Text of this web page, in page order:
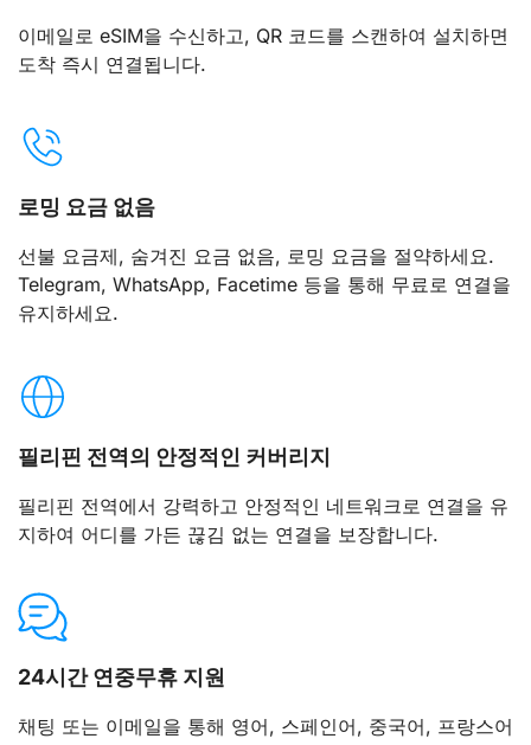
이메일로 eSIM을 수신하고, QR 코드를 스캔하여 설치하면
도착 즉시 연결됩니다.
로밍 요금 없음
선불 요금제, 숨겨진 요금 없음, 로밍 요금을 절약하세요.
Telegram, WhatsApp, Facetime 등을 통해 무료로 연결을
유지하세요.
필리핀 전역의 안정적인 커버리지
필리핀 전역에서 강력하고 안정적인 네트워크로 연결을 유
지하여 어디를 가든 끊김 없는 연결을 보장합니다.
24시간 연중무휴 지원
채팅 또는 이메일을 통해 영어, 스페인어, 중국어, 프랑스어